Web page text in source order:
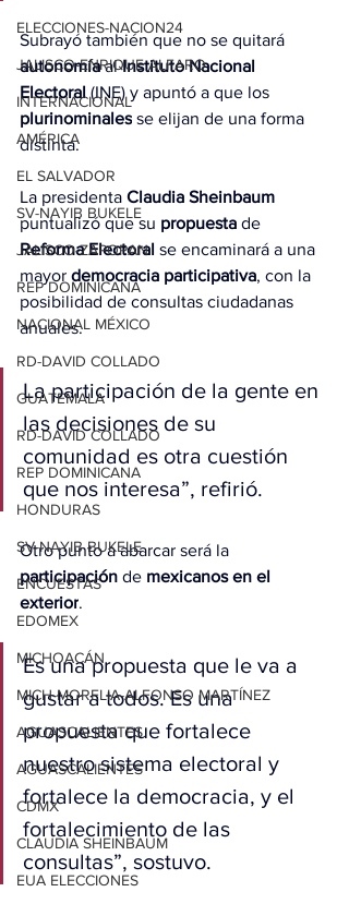
ELECCIONES-NACION24
JALISCO-ENRIQUE ALFARO
INTERNACIONAL
AMÉRICA
EL SALVADOR
SV-NAYIB BUKELE
JALISCO-ZAPOPAN
REP DOMINICANA
NACIONAL MÉXICO
RD-DAVID COLLADO
GUATEMALA
RD-DAVID COLLADO
REP DOMINICANA
HONDURAS
SV-NAYIB BUKELE
ENCUESTAS
EDOMEX
MICHOACÁN
MICH-MORELIA-ALFONSO MARTÍNEZ
AGUASCALIENTES
AGUASCALIENTES
CDMX
CLAUDIA SHEINBAUM
EUA ELECCIONES
Subrayó también que no se quitará
autonomía al Instituto Nacional
Electoral (INE) y apuntó a que los
plurinominales se elijan de una forma
distinta.
La presidenta Claudia Sheinbaum
puntualizó que su propuesta de
Reforma Electoral se encaminará a una
mayor democracia participativa, con la
posibilidad de consultas ciudadanas
anuales.
La participación de la gente en
las decisiones de su
comunidad es otra cuestión
que nos interesa”, refirió.
Otro punto a abarcar será la
participación de mexicanos en el
exterior.
Es una propuesta que le va a
gustar a todos. Es una
propuesta que fortalece
nuestro sistema electoral y
fortalece la democracia, y el
fortalecimiento de las
consultas”, sostuvo.